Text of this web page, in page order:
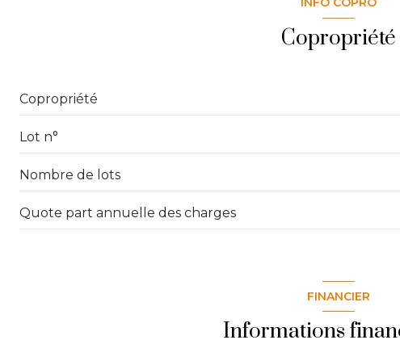
chambre
Copropriété
Copropriété
Lot n°
Nombre de lots
Quote part annuelle des charges
FINANCIER
Informations